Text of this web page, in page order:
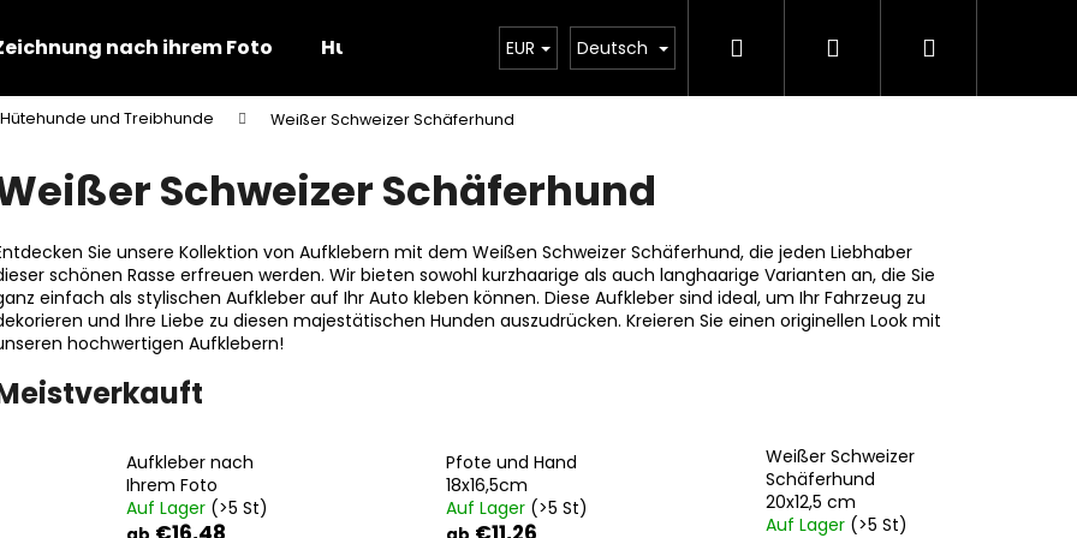
nach ihrem Foto Hunde Zahlung und Lieferung Kontakt
EUR Deutsch SuchenLogin Warenkorb
Hütehunde und Treibhunde Weißer Schweizer Schäferhund
Schweizer Schäferhund
Sie unsere Kollektion von Aufklebern mit dem Weißen Schweizer Schäferhund, die jeden Liebhaber
schönen Rasse erfreuen werden. Wir bieten sowohl kurzhaarige als auch langhaarige Varianten an, die Sie
einfach als stylischen Aufkleber auf Ihr Auto kleben können. Diese Aufkleber sind ideal, um Ihr Fahrzeug zu
und Ihre Liebe zu diesen majestätischen Hunden auszudrücken. Kreieren Sie einen originellen Look mit
hochwertigen Aufklebern!
Aufkleber nach
Ihrem Foto
Auf Lager (>5 St)
Pfote und Hand
18x16,5cm
Auf Lager (>5 St)
Weißer Schweizer
Schäferhund
20x12,5 cm
Auf Lager (>5 St)
Was suchen Sie?
Wir empfehlen
PFOTE UND HAND 18X16,5CM
PFOTEN SET